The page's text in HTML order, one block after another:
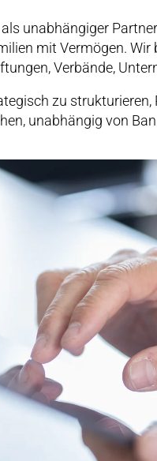
unabhängiger
mit Vermögen.
Verbände,
zu
unabhängig von